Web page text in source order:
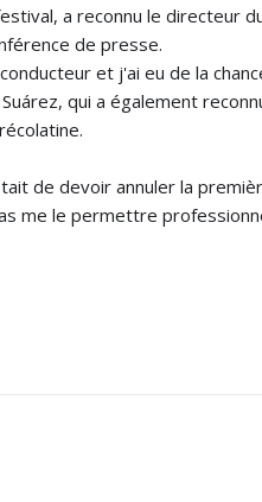
a reconnu le directeur
de presse.
et j'ai eu de la
qui a également
de devoir annuler la
me le permettre